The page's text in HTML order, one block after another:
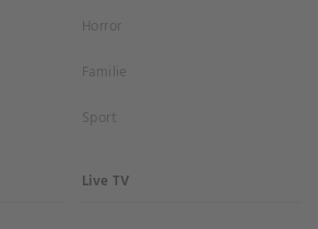
Horror
Familie
Sport
Live TV